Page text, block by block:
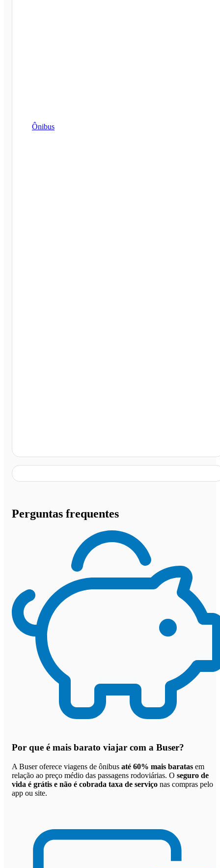
Ônibus
Perguntas frequentes
Por que é mais barato viajar com a Buser?
A Buser oferece viagens de ônibus até 60% mais baratas em
relação ao preço médio das passagens rodoviárias. O seguro de
vida é grátis e não é cobrada taxa de serviço nas compras pelo
app ou site.